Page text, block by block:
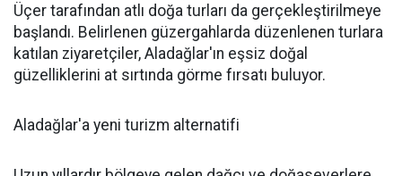
Üçer tarafından atlı doğa turları da gerçekleştirilmeye
başlandı. Belirlenen güzergahlarda düzenlenen turlara
katılan ziyaretçiler, Aladağlar'ın eşsiz doğal
güzelliklerini at sırtında görme fırsatı buluyor.
Aladağlar'a yeni turizm alternatifi